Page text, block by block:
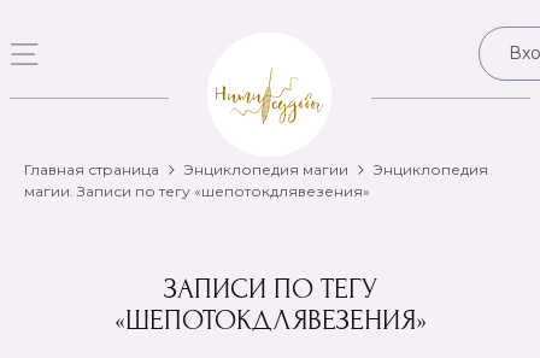
Главная страница Энциклопедия магии
Энциклопедия
магии. Записи по тегу «шепотокдлявезения»
ЗАПИСИ ПО ТЕГУ
«ШЕПОТОКДЛЯВЕЗЕНИЯ»